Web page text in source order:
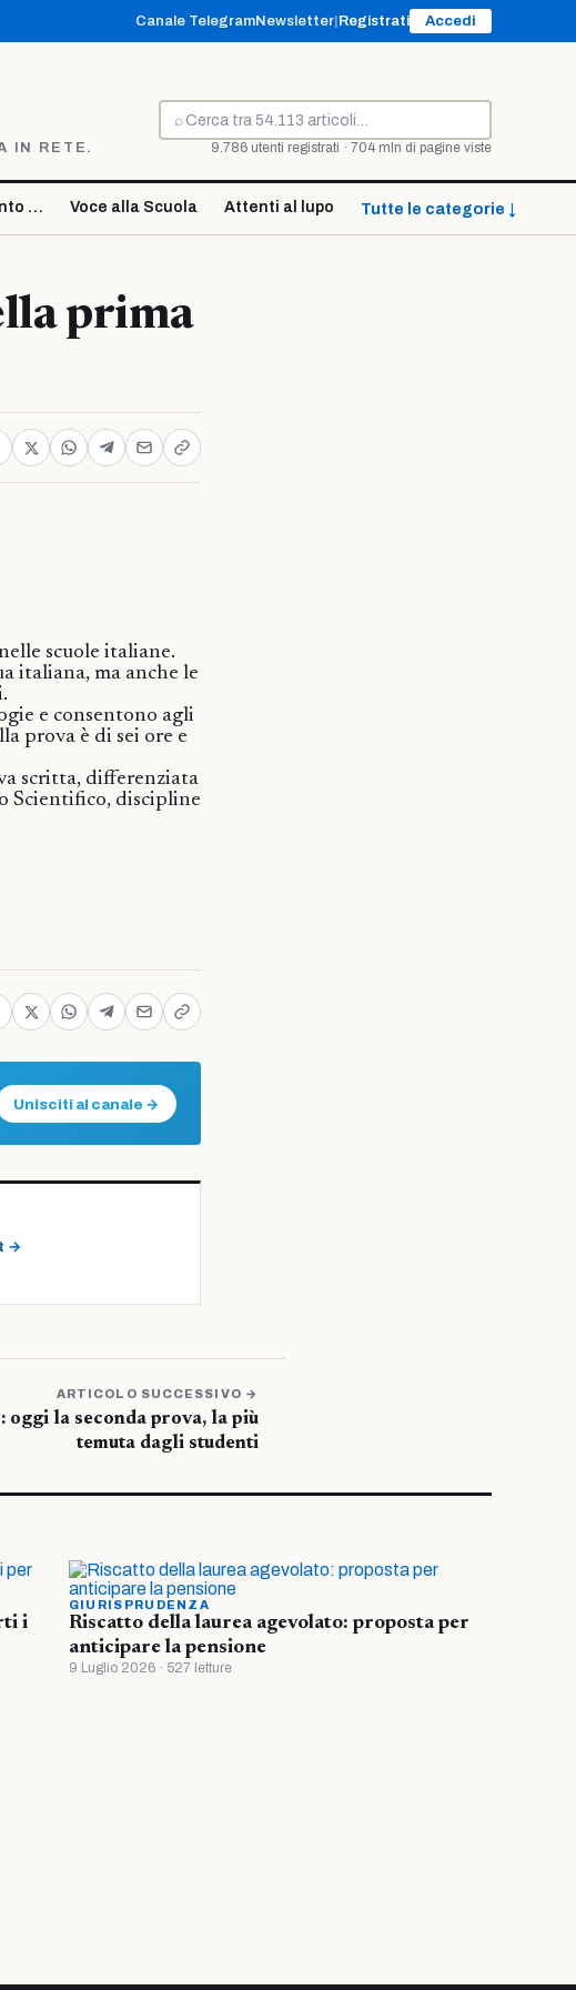
Canale TelegramNewsletter Registrati Accedi
IN RETE.
⌕
Cerca
9.786 utenti registrati · 704 mln di pagine viste
… Voce alla Scuola Attenti al lupo Tutte le categorie ↓
prima
scuole italiane.
italiana, ma anche le
e consentono agli
prova è di sei ore e
scritta, differenziata
Scientifico, discipline
Unisciti al canale →
→
ARTICOLO SUCCESSIVO →
la seconda prova, la più
temuta dagli studenti
i
GIURISPRUDENZA
Riscatto della laurea agevolato: proposta per
anticipare la pensione
9 Luglio 2026 · 527 letture